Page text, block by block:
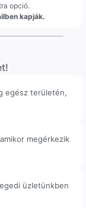
opció.
kapják.
egész területén,
megérkezik
üzletünkben